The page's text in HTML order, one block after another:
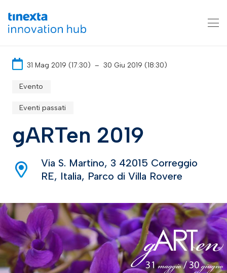
31 Mag 2019 (17:30) – 30 Giu 2019 (18:30)
Evento
Eventi passati
gARTen 2019
Via S. Martino, 3 42015 Correggio
RE, Italia, Parco di Villa Rovere